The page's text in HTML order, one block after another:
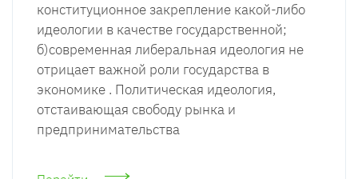
конституционное закрепление какой-либо
идеологии в качестве государственной;
б)современная либеральная идеология не
отрицает важной роли государства в
экономике . Политическая идеология,
отстаивающая свободу рынка и
предпринимательства